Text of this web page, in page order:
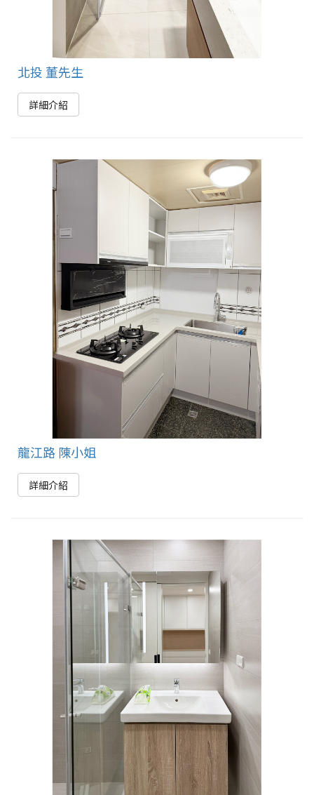
北投 董先生
詳細介紹
龍江路 陳小姐
詳細介紹